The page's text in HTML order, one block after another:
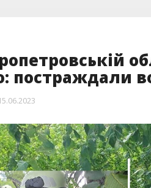
постраждали